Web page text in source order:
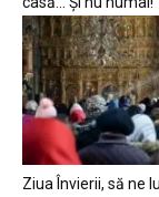
Ziua Învierii, să ne